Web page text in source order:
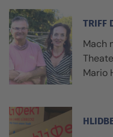
TRIFF
Mach
Mario